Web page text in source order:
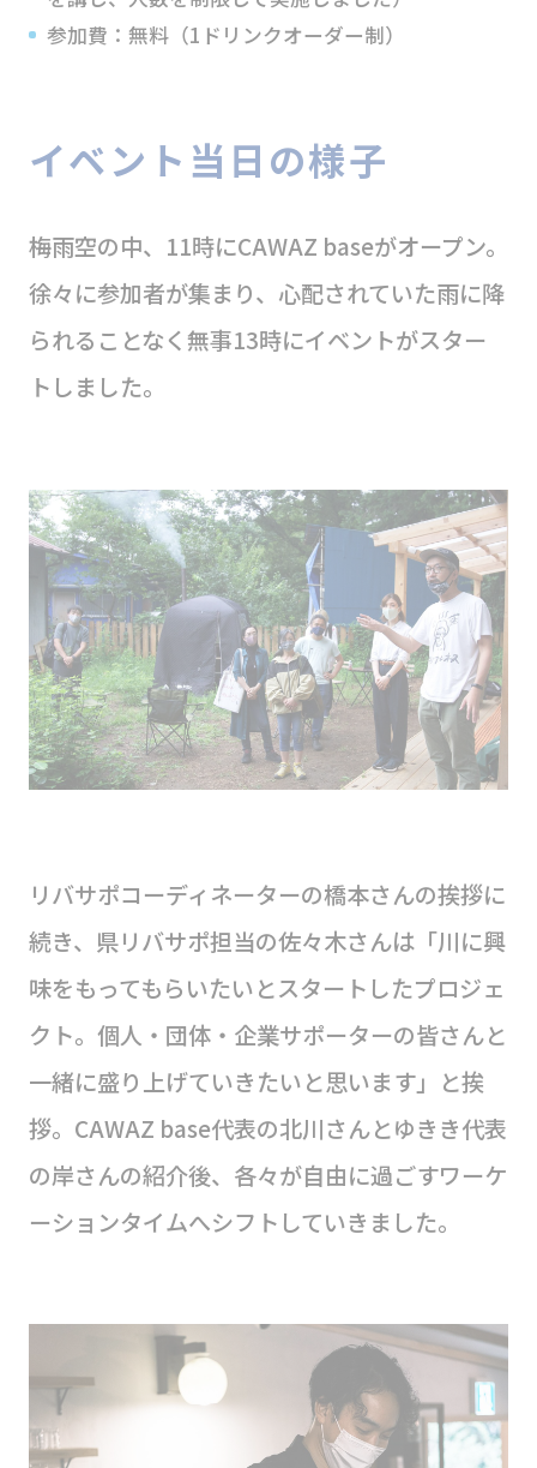
参加費：無料（1ドリンクオーダー制）
イベント当日の様子
梅雨空の中、11時にCAWAZ baseがオープン。
徐々に参加者が集まり、心配されていた雨に降
られることなく無事13時にイベントがスター
トしました。
リバサポコーディネーターの橋本さんの挨拶に
続き、県リバサポ担当の佐々木さんは「川に興
味をもってもらいたいとスタートしたプロジェ
クト。個人・団体・企業サポーターの皆さんと
一緒に盛り上げていきたいと思います」と挨
拶。CAWAZ base代表の北川さんとゆきき代表
の岸さんの紹介後、各々が自由に過ごすワーケ
ーションタイムへシフトしていきました。